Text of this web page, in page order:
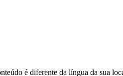
é diferente da língua da sua